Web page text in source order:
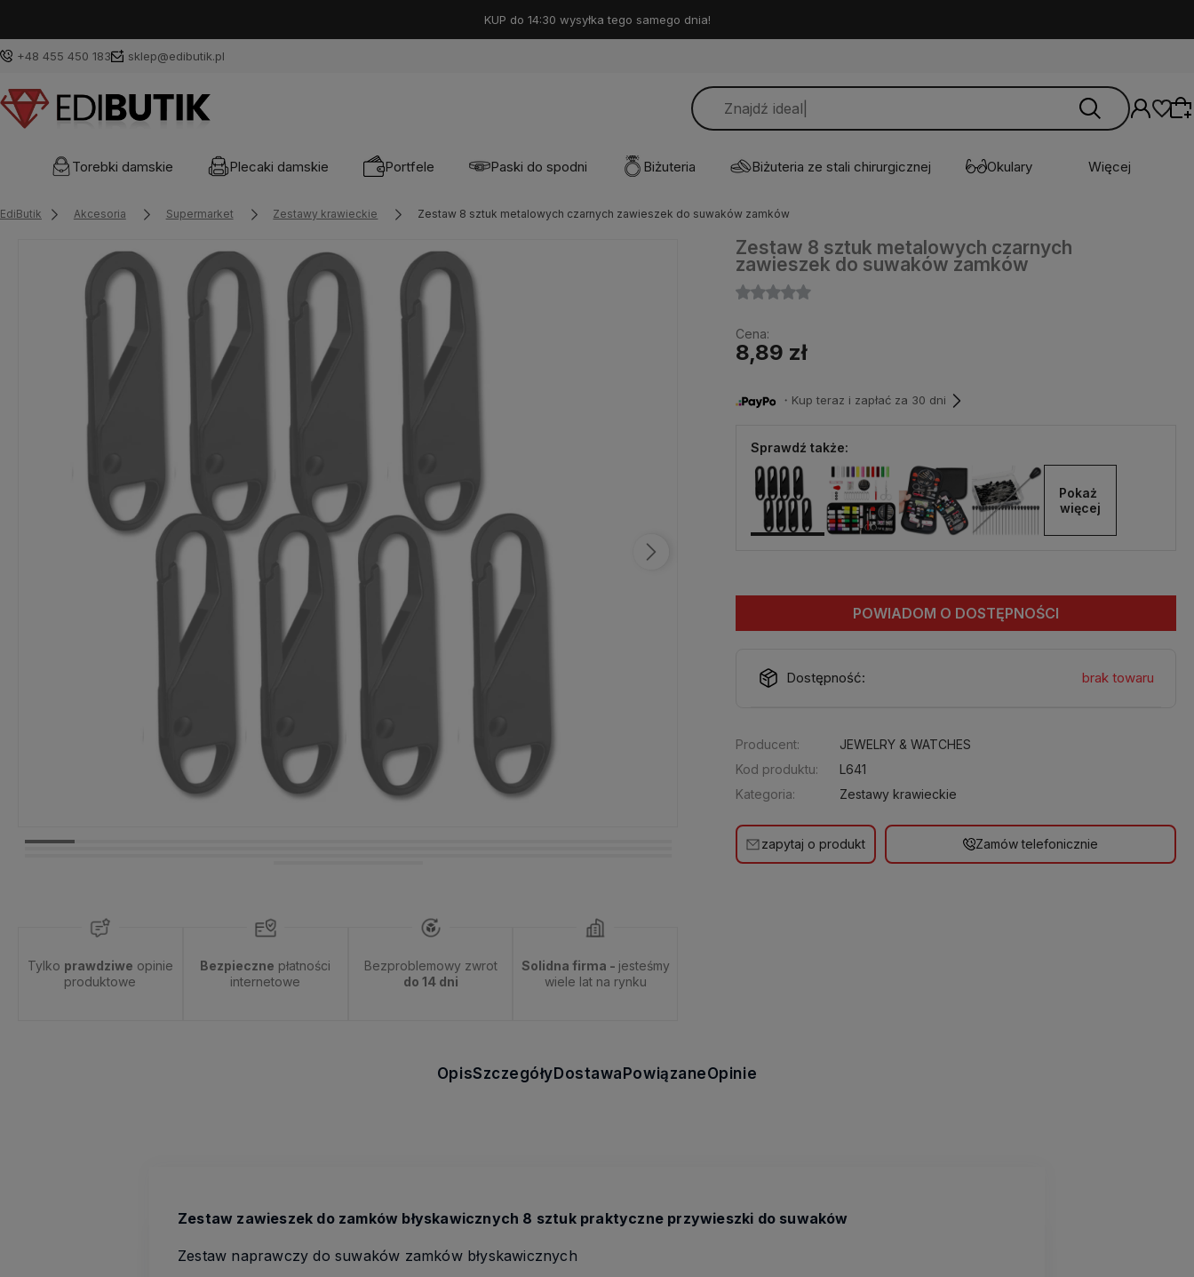
KUP do 14:30 wysyłka tego samego dnia!
+48 455 450 183 sklep@edibutik.pl
Wybierz coś dla siebie z naszej aktualnej
oferty lub zaloguj się, aby przywrócić dodane
Torebki damskie Plecaki damskie Portfele Paski do spodni Biżuteria Biżuteria ze stali chirurgicznej Okulary Więcej
EdiButik Akcesoria Supermarket Zestawy krawieckie Zestaw 8 sztuk metalowych czarnych zawieszek do suwaków zamków
Tylko prawdziwe opinie
produktowe
Bezpieczne płatności
internetowe
Bezproblemowy zwrot
do 14 dni
Solidna firma - jesteśmy
wiele lat na rynku
Zestaw 8 sztuk metalowych czarnych
zawieszek do suwaków zamków
Cena:
8,89 zł
・Kup teraz i zapłać za 30 dni
Sprawdź także:
Pokaż
więcej
POWIADOM O DOSTĘPNOŚCI
Dostępność: brak towaru
Producent:
JEWELRY & WATCHES
Kod produktu:
L641
Kategoria:
Zestawy krawieckie
zapytaj o produkt Zamów telefonicznie
OpisSzczegóły Dostawa PowiązaneOpinie
Zestaw zawieszek do zamków błyskawicznych 8 sztuk praktyczne przywieszki do suwaków
Zestaw naprawczy do suwaków zamków błyskawicznych